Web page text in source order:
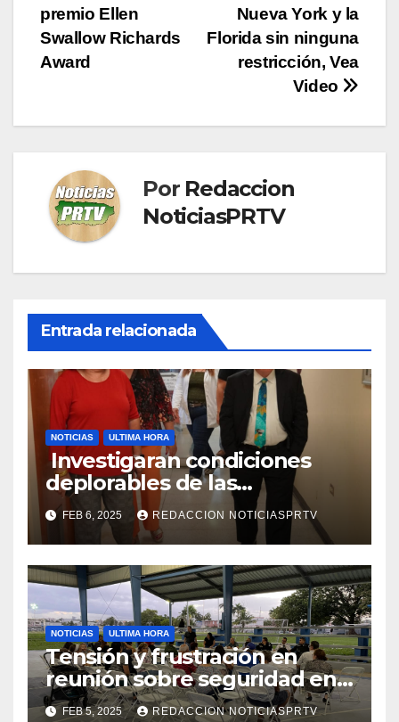
Nueva York y la
Florida sin ninguna
restricción, Vea
Video
premio Ellen
Swallow Richards
Award
Por Redaccion
NoticiasPRTV
Entrada relacionada
NOTICIAS ULTIMA HORA
Investigaran condiciones
deplorables de las
facilidades el Departamento
de la Salud en Mayagüez
FEB 6, 2025 REDACCION NOTICIASPRTV
NOTICIAS ULTIMA HORA
Tensión y frustración en
reunión sobre seguridad en
Reparto Metropolitano
FEB 5, 2025 REDACCION NOTICIASPRTV